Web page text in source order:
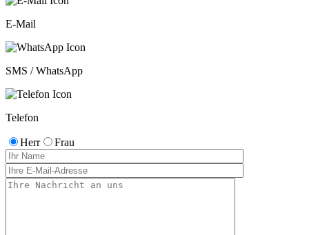
E-Mail
SMS / WhatsApp
Telefon
Herr Frau